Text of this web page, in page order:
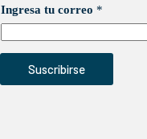
Ingresa tu correo *
Suscribirse